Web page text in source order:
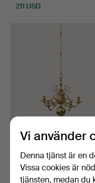
211 USD
LJUSKRONA, Skultuna,
Barockstil 1900-talet…
Klubbades 20 apr 2026
10 bud
159 USD
Vi använder
Denna tjänst är en
Vissa cookies är
tjänsten, medan du